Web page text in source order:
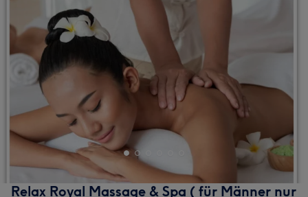
Relax Royal Massage & Spa ( für Männer nur